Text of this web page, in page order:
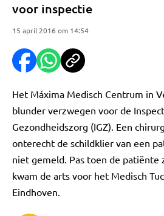
voor inspectie
15 april 2016 om 14:54
Het Máxima Medisch Centrum in
blunder verzwegen voor de
Gezondheidszorg (IGZ). Een
onterecht de schildklier van een
niet gemeld. Pas toen de patiënte
kwam de arts voor het Medisch
Eindhoven.